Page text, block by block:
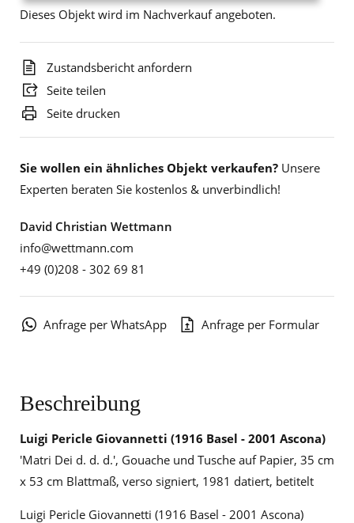
Dieses Objekt wird im Nachverkauf angeboten.
Zustandsbericht anfordern
Seite teilen
Seite drucken
Sie wollen ein ähnliches Objekt verkaufen? Unsere
Experten beraten Sie kostenlos & unverbindlich!
David Christian Wettmann
info@wettmann.com
+49 (0)208 - 302 69 81
Anfrage per WhatsApp Anfrage per Formular
Beschreibung
Luigi Pericle Giovannetti (1916 Basel - 2001 Ascona)
'Matri Dei d. d. d.', Gouache und Tusche auf Papier, 35 cm
x 53 cm Blattmaß, verso signiert, 1981 datiert, betitelt
Luigi Pericle Giovannetti (1916 Basel - 2001 Ascona)